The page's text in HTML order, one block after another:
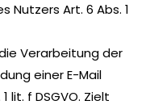
Nutzers Art. 6 Abs. 1
Verarbeitung der
einer E-Mail
lit. f DSGVO. Zielt